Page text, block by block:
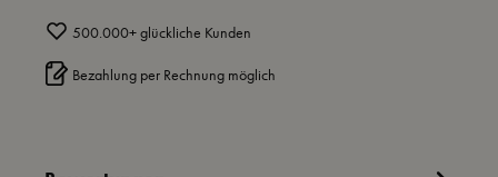
500.000+ glückliche Kunden
Bezahlung per Rechnung möglich